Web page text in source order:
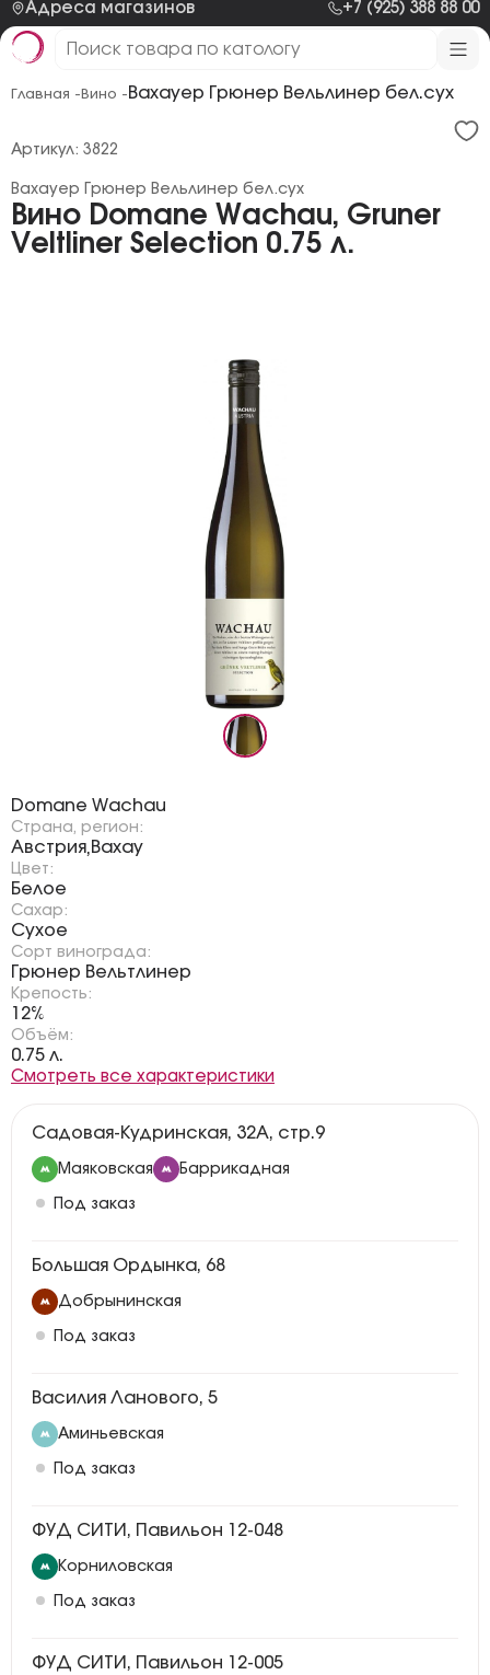
Адреса магазинов +7 (925) 388 88 00
Главная - Вино - Вахауер Грюнер Вельлинер бел.сух
Вино Domane Wachau, Gruner
Veltliner Selection 0.75 л.
Вахауер Грюнер Вельлинер бел.сух
Артикул: 3822
Domane Wachau
Страна, регион:
Австрия,Вахау
Цвет:
Белое
Сахар:
Сухое
Сорт винограда:
Грюнер Вельтлинер
Крепость:
12%
Объём:
0.75 л.
Смотреть все характеристики
Садовая-Кудринская, 32А, стр.9
Маяковская Баррикадная
Под заказ
Большая Ордынка, 68
Добрынинская
Под заказ
Василия Ланового, 5
Аминьевская
Под заказ
ФУД СИТИ, Павильон 12-048
Корниловская
Под заказ
ФУД СИТИ, Павильон 12-005